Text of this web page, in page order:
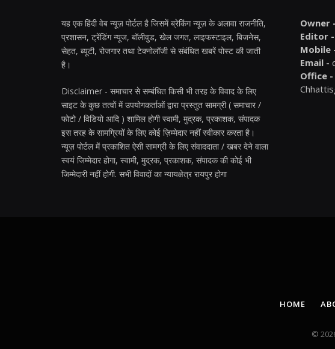
यह एक हिंदी वेब न्यूज़ पोर्टल है जिसमें ब्रेकिंग न्यूज़ के अलावा राजनीति,
प्रशासन, ट्रेंडिंग न्यूज, बॉलीवुड, खेल जगत, लाइफस्टाइल, बिजनेस,
सेहत, ब्यूटी, रोजगार तथा टेक्नोलॉजी से संबंधित खबरें पोस्ट की जाती
है।
Disclaimer - समाचार से सम्बंधित किसी भी तरह के विवाद के लिए
साइट के कुछ तत्वों में उपयोगकर्ताओं द्वारा प्रस्तुत सामग्री ( समाचार /
फोटो / विडियो आदि ) शामिल होगी स्वामी, मुद्रक, प्रकाशक, संपादक
इस तरह के सामग्रियों के लिए कोई ज़िम्मेदार नहीं स्वीकार करता है।
न्यूज़ पोर्टल में प्रकाशित ऐसी सामग्री के लिए संवाददाता / खबर देने वाला
स्वयं जिम्मेदार होगा, स्वामी, मुद्रक, प्रकाशक, संपादक की कोई भी
जिम्मेदारी नहीं होगी. सभी विवादों का न्यायक्षेत्र रायपुर होगा
Owner -
Editor -
Mobile
Email -
Office -
HOME
©